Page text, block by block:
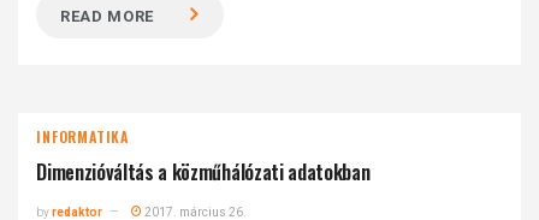
READ MORE
INFORMATIKA
Dimenzióváltás a közműhálózati adatokban
byredaktor 2017. március 26.